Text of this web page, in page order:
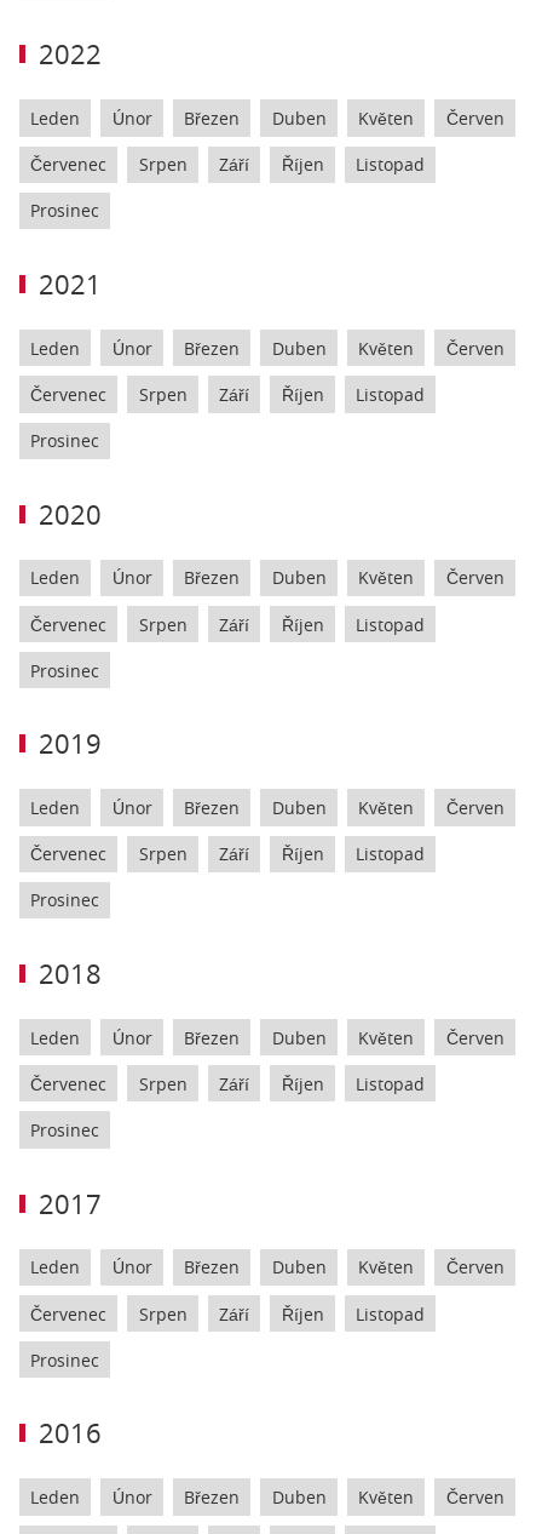
2022
Leden Únor Březen Duben Květen Červen
Červenec Srpen Září Říjen Listopad
Prosinec
2021
Leden Únor Březen Duben Květen Červen
Červenec Srpen Září Říjen Listopad
Prosinec
2020
Leden Únor Březen Duben Květen Červen
Červenec Srpen Září Říjen Listopad
Prosinec
2019
Leden Únor Březen Duben Květen Červen
Červenec Srpen Září Říjen Listopad
Prosinec
2018
Leden Únor Březen Duben Květen Červen
Červenec Srpen Září Říjen Listopad
Prosinec
2017
Leden Únor Březen Duben Květen Červen
Červenec Srpen Září Říjen Listopad
Prosinec
2016
Leden Únor Březen Duben Květen Červen